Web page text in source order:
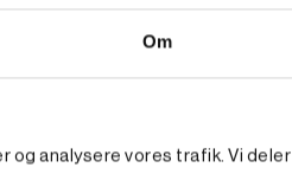
Om
og analysere vores trafik. Vi deler